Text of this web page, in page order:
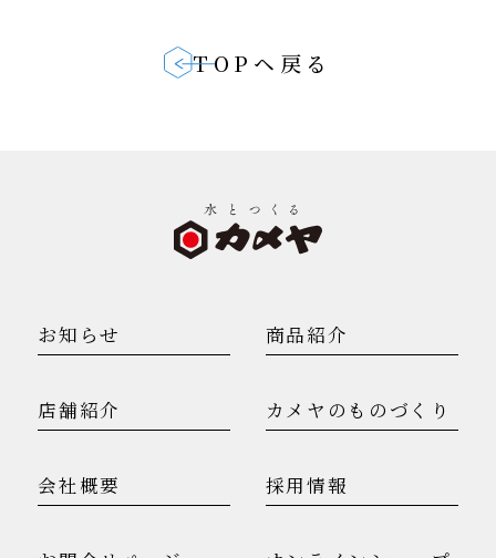
TOPヘ戻る
お知らせ 商品紹介
店舗紹介 カメヤのものづくり
会社概要 採用情報